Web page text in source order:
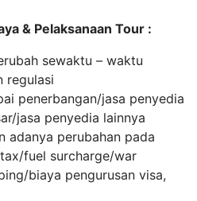
& Pelaksanaan Tour :
sewaktu – waktu
regulasi
penerbangan/jasa penyedia
jasa penyedia lainnya
adanya perubahan pada
fuel surcharge/war
biaya pengurusan visa,